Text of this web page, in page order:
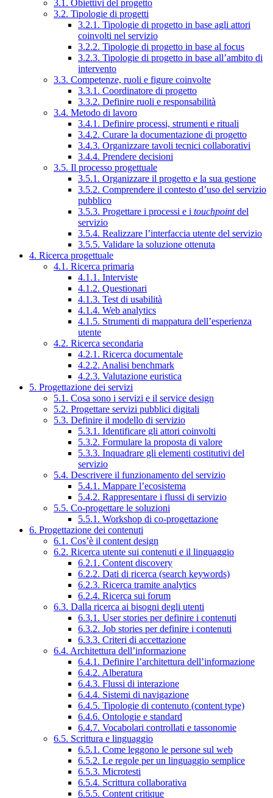
3.1. Obiettivi del progetto
3.2. Tipologie di progetti
3.2.1. Tipologie di progetto in base agli attori
coinvolti nel servizio
3.2.2. Tipologie di progetto in base al focus
3.2.3. Tipologie di progetto in base all’ambito di
intervento
3.3. Competenze, ruoli e figure coinvolte
3.3.1. Coordinatore di progetto
3.3.2. Definire ruoli e responsabilità
3.4. Metodo di lavoro
3.4.1. Definire processi, strumenti e rituali
3.4.2. Curare la documentazione di progetto
3.4.3. Organizzare tavoli tecnici collaborativi
3.4.4. Prendere decisioni
3.5. Il processo progettuale
3.5.1. Organizzare il progetto e la sua gestione
3.5.2. Comprendere il contesto d’uso del servizio
pubblico
3.5.3. Progettare i processi e i touchpointdel
servizio
3.5.4. Realizzare l’interfaccia utente del servizio
3.5.5. Validare la soluzione ottenuta
4. Ricerca progettuale
4.1. Ricerca primaria
4.1.1. Interviste
4.1.2. Questionari
4.1.3. Test di usabilità
4.1.4. Web analytics
4.1.5. Strumenti di mappatura dell’esperienza
utente
4.2. Ricerca secondaria
4.2.1. Ricerca documentale
4.2.2. Analisi benchmark
4.2.3. Valutazione euristica
5. Progettazione dei servizi
5.1. Cosa sono i servizi e il service design
5.2. Progettare servizi pubblici digitali
5.3. Definire il modello di servizio
5.3.1. Identificare gli attori coinvolti
5.3.2. Formulare la proposta di valore
5.3.3. Inquadrare gli elementi costitutivi del
servizio
5.4. Descrivere il funzionamento del servizio
5.4.1. Mappare l’ecosistema
5.4.2. Rappresentare i flussi di servizio
5.5. Co-progettare le soluzioni
5.5.1. Workshop di co-progettazione
6. Progettazione dei contenuti
6.1. Cos’è il content design
6.2. Ricerca utente sui contenuti e il linguaggio
6.2.1. Content discovery
6.2.2. Dati di ricerca (search keywords)
6.2.3. Ricerca tramite analytics
6.2.4. Ricerca sui forum
6.3. Dalla ricerca ai bisogni degli utenti
6.3.1. User stories per definire i contenuti
6.3.2. Job stories per definire i contenuti
6.3.3. Criteri di accettazione
6.4. Architettura dell’informazione
6.4.1. Definire l’architettura dell’informazione
6.4.2. Alberatura
6.4.3. Flussi di interazione
6.4.4. Sistemi di navigazione
6.4.5. Tipologie di contenuto (content type)
6.4.6. Ontologie e standard
6.4.7. Vocabolari controllati e tassonomie
6.5. Scrittura e linguaggio
6.5.1. Come leggono le persone sul web
6.5.2. Le regole per un linguaggio semplice
6.5.3. Microtesti
6.5.4. Scrittura collaborativa
6.5.5. Content critique